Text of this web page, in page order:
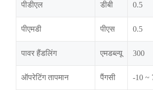
पीडीएल डीबी 0.5
पीएमडी पीएस 0.5
पावर हैंडलिंग एमडब्ल्यू 300
ऑपरेटिंग तापमान पैंगसी -10 ~